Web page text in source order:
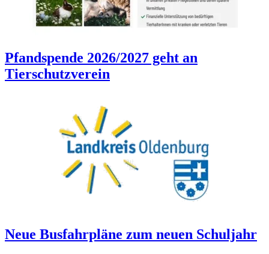
Pfandspende 2026/2027 geht an
Tierschutzverein
Neue Busfahrpläne zum neuen Schuljahr